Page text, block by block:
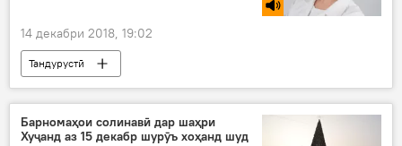
14 декабри 2018, 19:02
Тандурустӣ
Барномаҳои солинавӣ дар шаҳри
Хуҷанд аз 15 декабр шурӯъ хоҳанд шуд